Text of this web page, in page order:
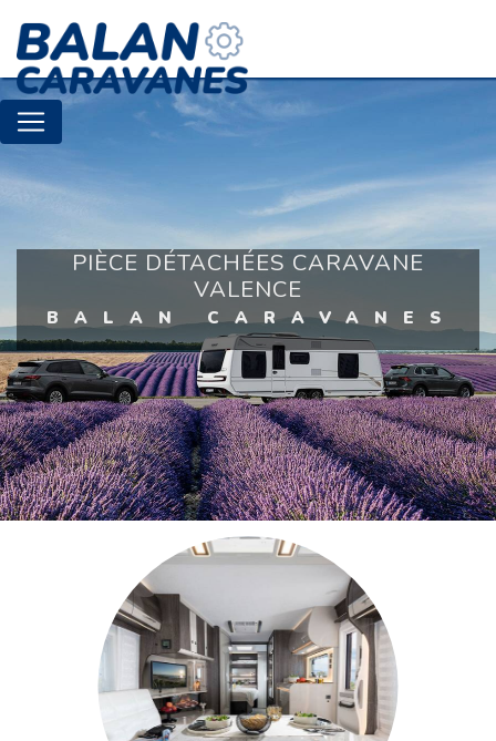
PIÈCE DÉTACHÉES CARAVANE
VALENCE
BALAN CARAVANES